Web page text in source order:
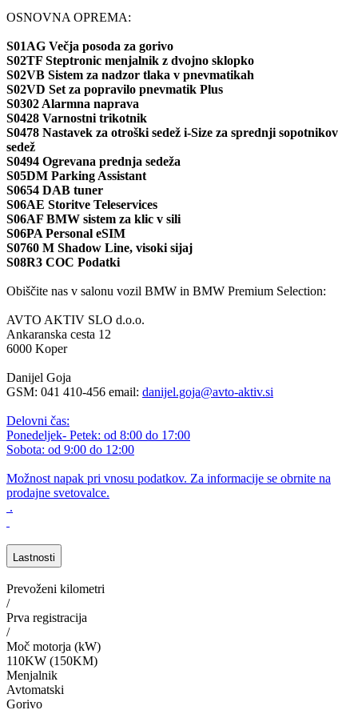
OSNOVNA OPREMA:
S01AG Večja posoda za gorivo
S02TF Steptronic menjalnik z dvojno sklopko
S02VB Sistem za nadzor tlaka v pnevmatikah
S02VD Set za popravilo pnevmatik Plus
S0302 Alarmna naprava
S0428 Varnostni trikotnik
S0478 Nastavek za otroški sedež i-Size za sprednji sopotnikov
sedež
S0494 Ogrevana prednja sedeža
S05DM Parking Assistant
S0654 DAB tuner
S06AE Storitve Teleservices
S06AF BMW sistem za klic v sili
S06PA Personal eSIM
S0760 M Shadow Line, visoki sijaj
S08R3 COC Podatki
Obiščite nas v salonu vozil BMW in BMW Premium Selection:
AVTO AKTIV SLO d.o.o.
Ankaranska cesta 12
6000 Koper
Danijel Goja
GSM: 041 410-456 email: danijel.goja@avto-aktiv.si
Delovni čas:
Ponedeljek- Petek: od 8:00 do 17:00
Sobota: od 9:00 do 12:00
Možnost napak pri vnosu podatkov. Za informacije se obrnite na
prodajne svetovalce.
.
Lastnosti
Prevoženi kilometri
/
Prva registracija
/
Moč motorja (kW)
110KW (150KM)
Menjalnik
Avtomatski
Gorivo